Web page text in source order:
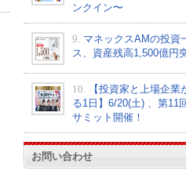
ンクイン〜
9. マネックスAMの投資
ス、資産残高1,500億円
10.
【投資家と上場企業
る1日】6/20(土) 、第11
サミット開催！
お問い合わせ